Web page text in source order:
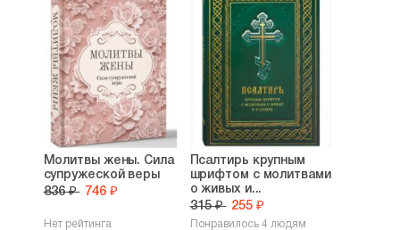
Молитвы жены. Сила
супружеской веры
836 ₽ 746 ₽
Нет рейтинга
Псалтирь крупным
шрифтом с молитвами
о живых и...
315 ₽ 255 ₽
Понравилось 4 людям